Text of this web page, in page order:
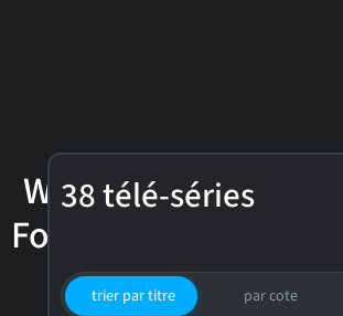
Will
Forte
38 télé-séries
trier par titre par cote